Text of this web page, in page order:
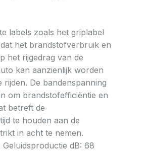
labels zoals het griplabel
het brandstofverbruik en
het rijgedrag van de
kan aanzienlijk worden
De bandenspanning
om brandstofefficiëntie en
betreft de
te houden aan de
in acht te nemen.
dB: 68